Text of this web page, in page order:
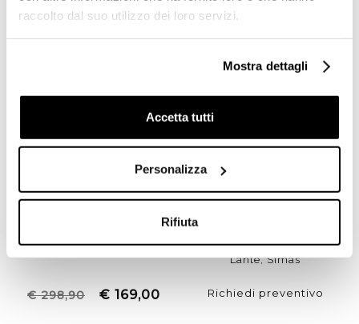
raccolto dal suo utilizzo dei loro servizi.
Mostra dettagli
Accetta tutti
Personalizza
Rifiuta
-43%
Sanitari Londra Colonna per
in ceramica bianca Simas
€ 298,90 € 169,00
Lavabo a consolle sospesa
ceramica bianca 90 cm -
Lante, Simas
Richiedi preventivo